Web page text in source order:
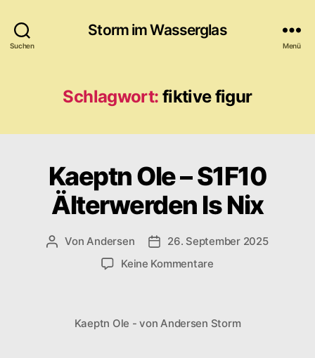
Suchen
Storm im Wasserglas
Menü
Schlagwort: fiktive figur
Kaeptn Ole – S1F10
Älterwerden Is Nix
Beitragsautor
VonAndersen Veröffentlichungsdatum
26. September 2025
Keine Kommentarezu
S1F10
Kaeptn Ole - von Andersen Storm